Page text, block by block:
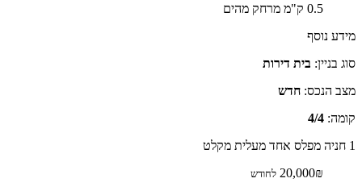
0.5 ק"מ מרחק מהים
מידע נוסף
סוג בניין: בית דירות
מצב הנכס: חדש
קומה: 4/4
1 חניה
מפלס אחד מעלית מקלט
20,000₪ לחודש